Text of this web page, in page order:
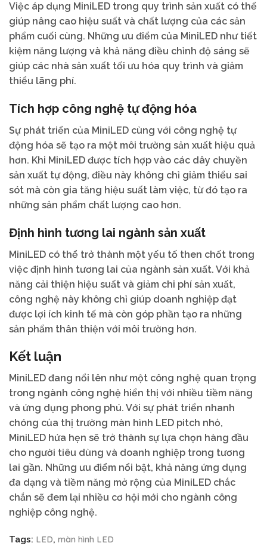
Việc áp dụng MiniLED trong quy trình sản xuất có thể
giúp nâng cao hiệu suất và chất lượng của các sản
phẩm cuối cùng. Những ưu điểm của MiniLED như tiết
kiệm năng lượng và khả năng điều chỉnh độ sáng sẽ
giúp các nhà sản xuất tối ưu hóa quy trình và giảm
thiểu lãng phí.
Tích hợp công nghệ tự động hóa
Sự phát triển của MiniLED cùng với công nghệ tự
động hóa sẽ tạo ra một môi trường sản xuất hiệu quả
hơn. Khi MiniLED được tích hợp vào các dây chuyền
sản xuất tự động, điều này không chỉ giảm thiểu sai
sót mà còn gia tăng hiệu suất làm việc, từ đó tạo ra
những sản phẩm chất lượng cao hơn.
Định hình tương lai ngành sản xuất
MiniLED có thể trở thành một yếu tố then chốt trong
việc định hình tương lai của ngành sản xuất. Với khả
năng cải thiện hiệu suất và giảm chi phí sản xuất,
công nghệ này không chỉ giúp doanh nghiệp đạt
được lợi ích kinh tế mà còn góp phần tạo ra những
sản phẩm thân thiện với môi trường hơn.
Kết luận
MiniLED đang nổi lên như một công nghệ quan trọng
trong ngành công nghệ hiển thị với nhiều tiềm năng
và ứng dụng phong phú. Với sự phát triển nhanh
chóng của thị trường màn hình LED pitch nhỏ,
MiniLED hứa hẹn sẽ trở thành sự lựa chọn hàng đầu
cho người tiêu dùng và doanh nghiệp trong tương
lai gần. Những ưu điểm nổi bật, khả năng ứng dụng
đa dạng và tiềm năng mở rộng của MiniLED chắc
chắn sẽ đem lại nhiều cơ hội mới cho ngành công
nghiệp công nghệ.
Tags: LED, màn hình LED